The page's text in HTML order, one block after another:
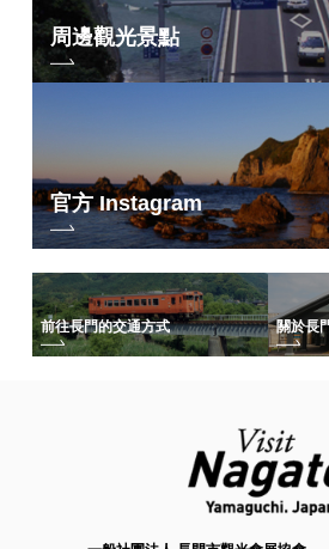
周邊觀光景點
官方 Instagram
前往長門的交通方式 關於長